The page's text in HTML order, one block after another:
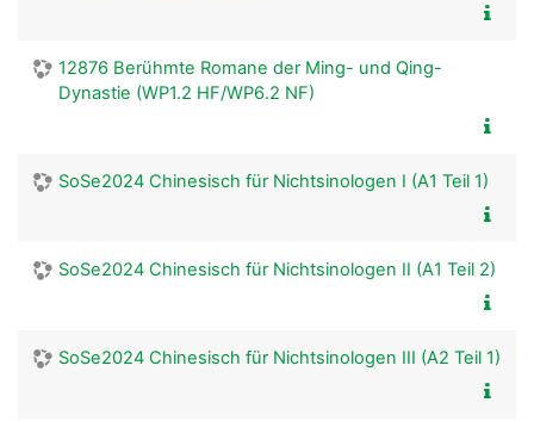
12876 Berühmte Romane der Ming- und Qing-
Dynastie (WP1.2 HF/WP6.2 NF)
SoSe2024 Chinesisch für Nichtsinologen I (A1 Teil 1)
SoSe2024 Chinesisch für Nichtsinologen II (A1 Teil 2)
SoSe2024 Chinesisch für Nichtsinologen III (A2 Teil 1)